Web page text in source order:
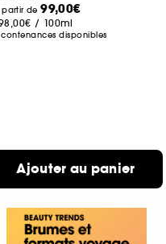
partir de99,00€
/ 100ml
disponibles
Ajouter au panier